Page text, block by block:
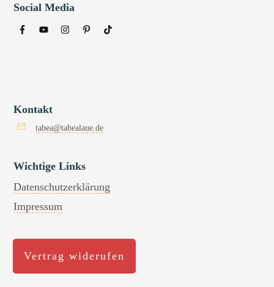
Social Media
Kontakt
tabea@tabealaue.de
Wichtige Links
Datenschutzerklärung
Impressum
Vertrag widerufen